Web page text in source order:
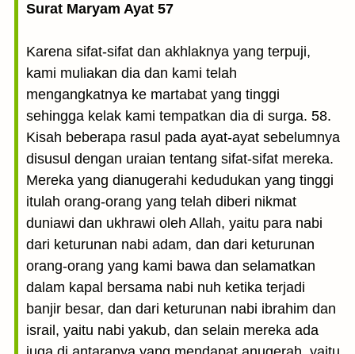
Surat Maryam Ayat 57
Karena sifat-sifat dan akhlaknya yang terpuji,
kami muliakan dia dan kami telah
mengangkatnya ke martabat yang tinggi
sehingga kelak kami tempatkan dia di surga. 58.
Kisah beberapa rasul pada ayat-ayat sebelumnya
disusul dengan uraian tentang sifat-sifat mereka.
Mereka yang dianugerahi kedudukan yang tinggi
itulah orang-orang yang telah diberi nikmat
duniawi dan ukhrawi oleh Allah, yaitu para nabi
dari keturunan nabi adam, dan dari keturunan
orang-orang yang kami bawa dan selamatkan
dalam kapal bersama nabi nuh ketika terjadi
banjir besar, dan dari keturunan nabi ibrahim dan
israil, yaitu nabi yakub, dan selain mereka ada